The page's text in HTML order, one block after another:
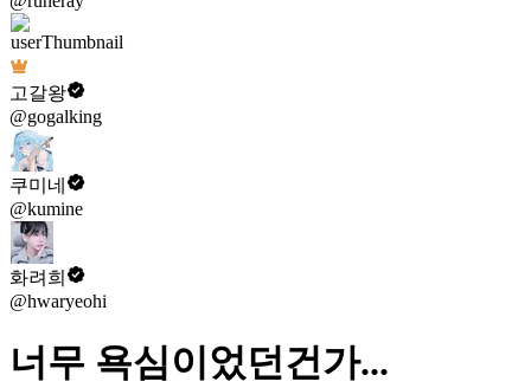
고갈왕
@gogalking
쿠미네
@kumine
화려희
@hwaryeohi
너무 욕심이었던건가...